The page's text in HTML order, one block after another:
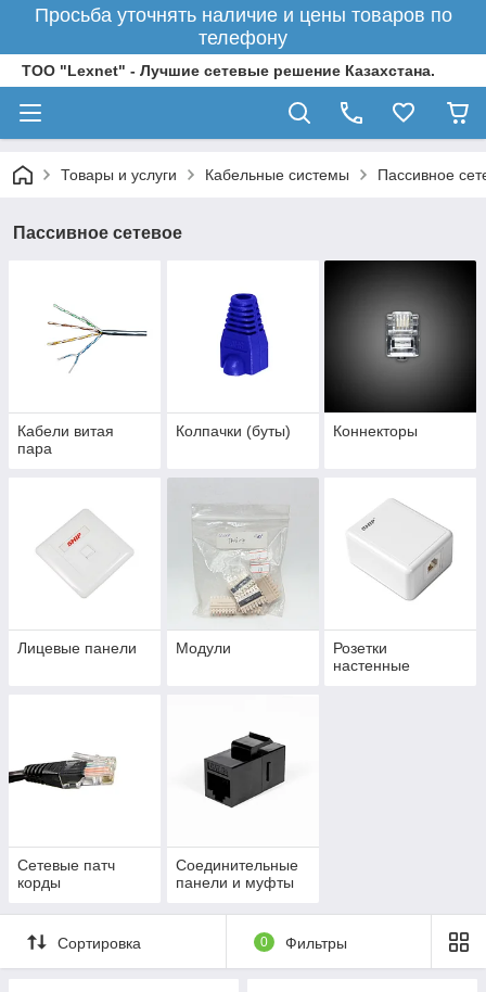
Просьба уточнять наличие и цены товаров по
телефону
ТОО "Lexnet" - Лучшие сетевые решение Казахстана.
Товары и услуги Кабельные системы Пассивное
Пассивное сетевое
Кабели витая
пара
Колпачки (буты) Коннекторы
Лицевые панели Модули
Розетки
настенные
Сетевые патч
корды
Соединительные
панели и муфты
Сортировка 0 Фильтры